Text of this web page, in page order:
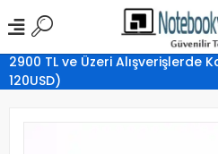
2900 TL ve Üzeri Alışverişlerde
120USD)